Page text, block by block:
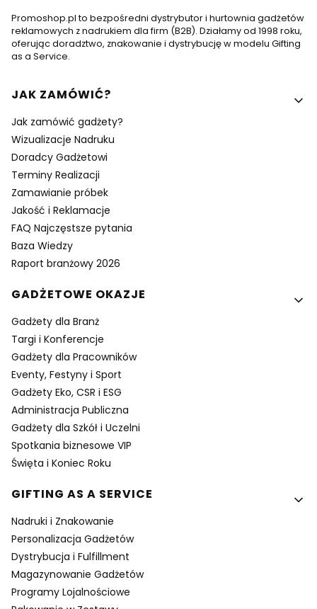
Promoshop.pl to bezpośredni dystrybutor i hurtownia gadżetów
reklamowych z nadrukiem dla firm (B2B). Działamy od 1998 roku,
oferując doradztwo, znakowanie i dystrybucję w modelu Gifting
as a Service.
Linki w stopce
JAK ZAMÓWIĆ?
Jak zamówić gadżety?
Wizualizacje Nadruku
Doradcy Gadżetowi
Terminy Realizacji
Zamawianie próbek
Jakość i Reklamacje
FAQ Najczęstsze pytania
Baza Wiedzy
Raport branżowy 2026
GADŻETOWE OKAZJE
Gadżety dla Branż
Targi i Konferencje
Gadżety dla Pracowników
Eventy, Festyny i Sport
Gadżety Eko, CSR i ESG
Administracja Publiczna
Gadżety dla Szkół i Uczelni
Spotkania biznesowe VIP
Święta i Koniec Roku
GIFTING AS A SERVICE
Nadruki i Znakowanie
Personalizacja Gadżetów
Dystrybucja i Fulfillment
Magazynowanie Gadżetów
Programy Lojalnościowe